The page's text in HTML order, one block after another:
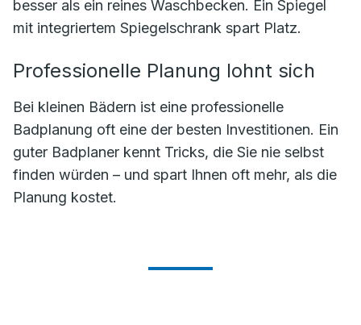
besser als ein reines Waschbecken. Ein Spiegel
mit integriertem Spiegelschrank spart Platz.
Professionelle Planung lohnt sich
Bei kleinen Bädern ist eine professionelle
Badplanung oft eine der besten Investitionen. Ein
guter Badplaner kennt Tricks, die Sie nie selbst
finden würden – und spart Ihnen oft mehr, als die
Planung kostet.